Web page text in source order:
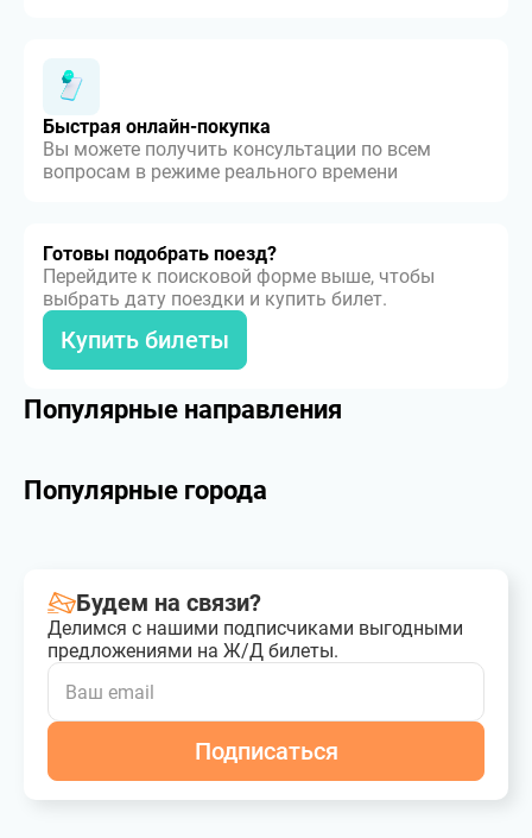
Быстрая онлайн-покупка
Вы можете получить консультации по всем
вопросам в режиме реального времени
Готовы подобрать поезд?
Перейдите к поисковой форме выше, чтобы
выбрать дату поездки и купить билет.
Купить билеты
Популярные направления
Популярные города
Будем на связи?
Делимся с нашими подписчиками выгодными
предложениями на Ж/Д билеты.
Подписаться